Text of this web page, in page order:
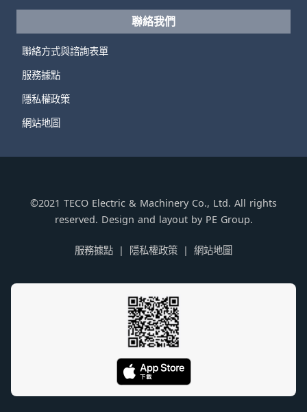
聯絡我們
聯絡方式與諮詢表單
服務據點
隱私權政策
網站地圖
©2021 TECO Electric & Machinery Co., Ltd. All rights
reserved. Design and layout by PE Group.
服務據點 隱私權政策 網站地圖